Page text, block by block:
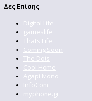
Δες Επίσης
Digital Life
gameslife
Thats Life
Coming Soon
The Dots
Cool Home
Agapi Mono
InfoCom
myphone.gr